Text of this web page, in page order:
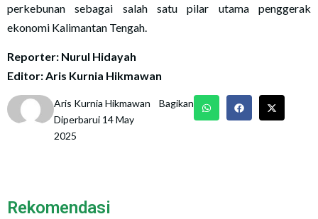
perkebunan sebagai salah satu pilar utama penggerak
ekonomi Kalimantan Tengah.
Reporter: Nurul Hidayah
Editor: Aris Kurnia Hikmawan
Aris Kurnia Hikmawan
Diperbarui 14 May
2025
Bagikan
Rekomendasi